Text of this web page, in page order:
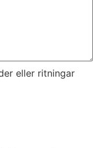
eller ritningar